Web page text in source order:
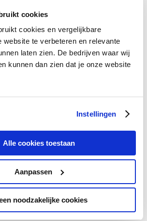
cookies
cookies en vergelijkbare
website te verbeteren en relevante
laten zien. De bedrijven waar wij
kunnen dan zien dat je onze website
Instellingen
Alle cookies toestaan
Aanpassen
noodzakelijke cookies
.
@de
@en